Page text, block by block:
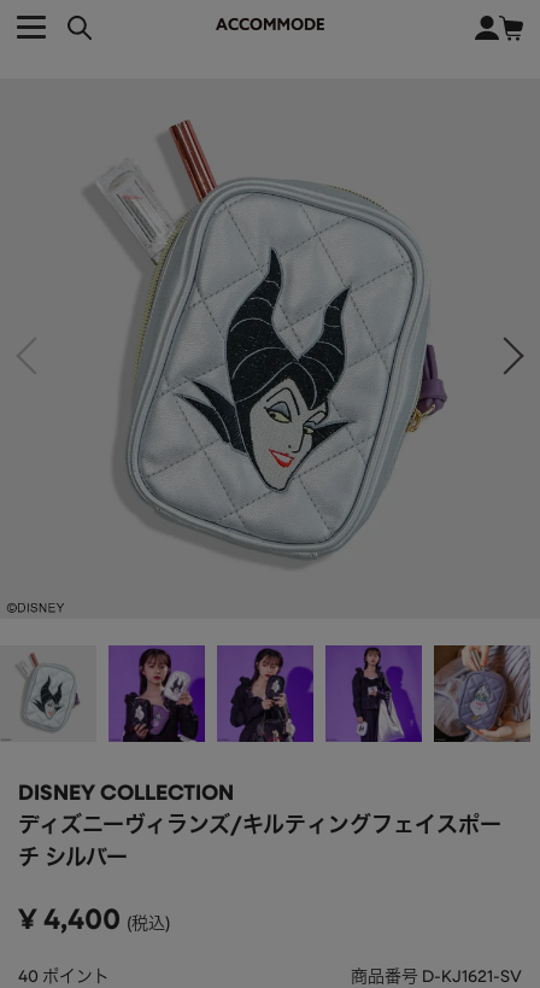
CATEGORY カテゴリー
トートバッグ
ショルダーバッグ
カゴバッグ
バックパック
ECO BAG エコバッグ
ファッション
CAP/HAT
SHOES/SOCKS シューズ・ソックス
RAIN GOODS レイングッズ
ALLすべて
POUCH ポーチ
BRAND ブランド
COLLABORATION コラボレーション
商品検索
オススメキーワード
ミーコ パーシー ジョンスミス
サンリオ ダイカット ポーチ チャーム
トート
BRAND
～
DISNEY COLLECTION
ディズニーヴィランズ/キルティングフェイスポー
チ シルバー
¥ 4,400 税込
40 ポイント 商品番号 D-KJ1621-SV